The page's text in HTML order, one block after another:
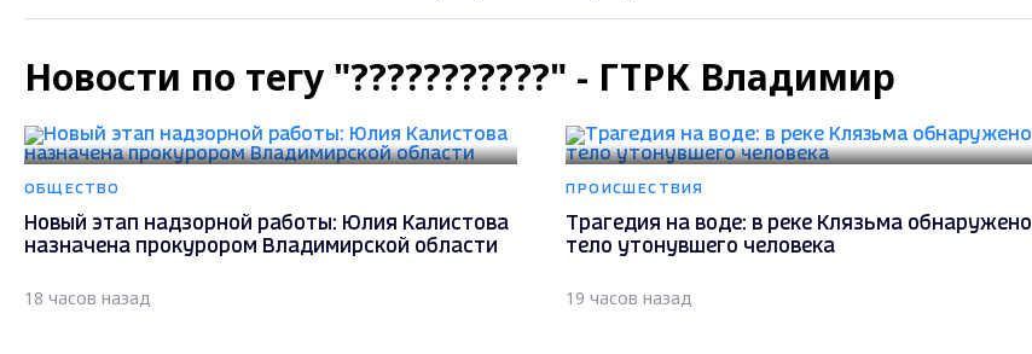
Новости по тегу "???????????" - ГТРК Владимир
ОБЩЕСТВО
Новый этап надзорной работы: Юлия Калистова
назначена прокурором Владимирской области
18 часов назад
ПРОИСШЕСТВИЯ
Трагедия на воде: в реке Клязьма обнаружено
тело утонувшего человека
19 часов назад